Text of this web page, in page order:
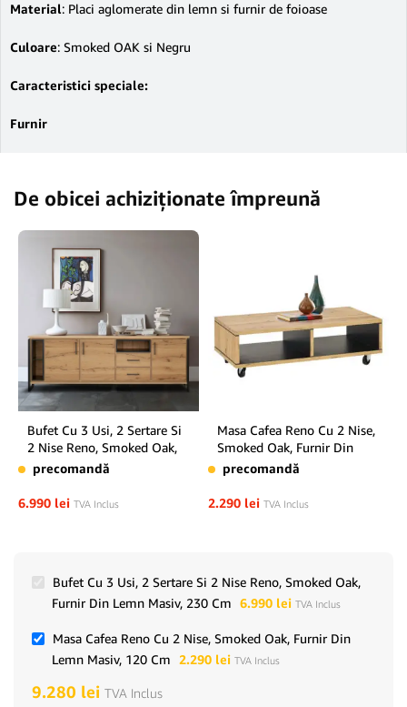
Material: Placi aglomerate din lemn si furnir de foioase
Culoare: Smoked OAK si Negru
Caracteristici speciale:
Furnir
De obicei achiziționate împreună
Bufet Cu 3 Usi, 2 Sertare Si
2 Nise Reno, Smoked Oak,
Furnir Din Lemn Masiv, 230
precomandă
6.990 lei TVA Inclus
Masa Cafea Reno Cu 2 Nise,
Smoked Oak, Furnir Din
Lemn Masiv, 120 Cm
precomandă
2.290 lei TVA Inclus
Bufet Cu 3 Usi, 2 Sertare Si 2 Nise Reno, Smoked Oak,
Furnir Din Lemn Masiv, 230 Cm 6.990 lei TVA Inclus
Masa Cafea Reno Cu 2 Nise, Smoked Oak, Furnir Din
Lemn Masiv, 120 Cm 2.290 lei TVA Inclus
9.280 lei TVA Inclus